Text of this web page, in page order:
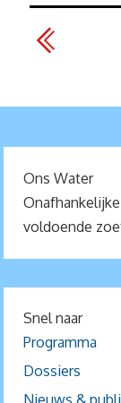
Ons Water
voldoende
Snel naar
Programma
Dossiers